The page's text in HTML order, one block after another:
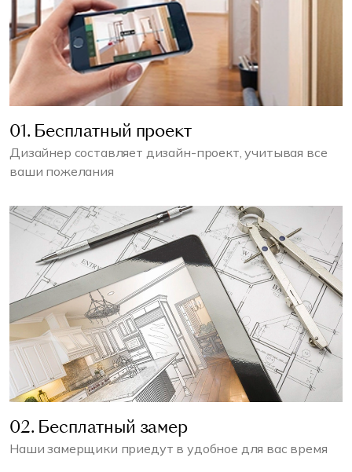
01. Бесплатный проект
Дизайнер составляет дизайн-проект, учитывая все
ваши пожелания
02. Бесплатный замер
Наши замерщики приедут в удобное для вас время